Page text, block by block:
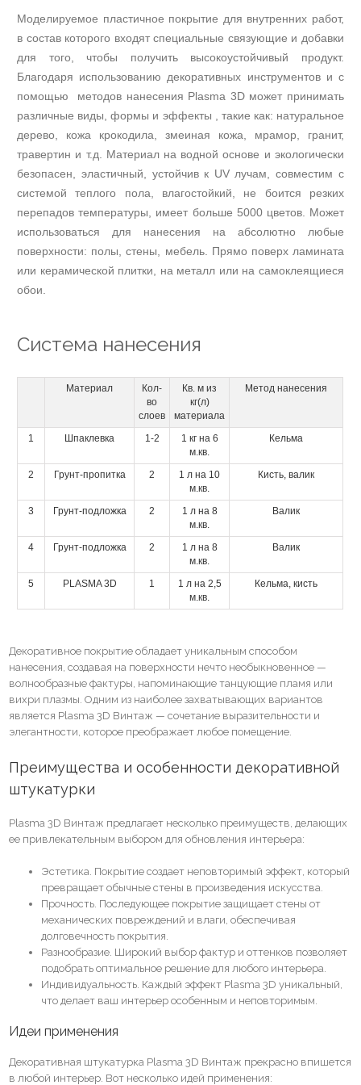
финишных
декоративных
покрытий
Нанесение
Нанесение
декоративных
покрытий
Umana
Decor
Нанесение
лаков
Нанесение
гладких
декоративных
гладких
красок
Декоративная
стен
Внутренняя
отделка
помещений
Моделируемое пластичное покрытие для внутренних работ,
в состав которого входят специальные связующие и добавки
для того, чтобы получить высокоустойчивый продукт.
Благодаря использованию декоративных инструментов и с
помощью методов нанесения Plasma 3D может принимать
различные виды, формы и эффекты , такие как: натуральное
дерево, кожа крокодила, змеиная кожа, мрамор, гранит,
травертин и т.д. Материал на водной основе и экологически
безопасен, эластичный, устойчив к UV лучам, совместим с
системой теплого пола, влагостойкий, не боится резких
перепадов температуры, имеет больше 5000 цветов. Может
использоваться для нанесения на абсолютно любые
поверхности: полы, стены, мебель. Прямо поверх ламината
или керамической плитки, на металл или на самоклеящиеся
обои.
Система нанесения
Материал
Кол-
во
слоев
Кв. м из
кг(л)
материала
Метод нанесения
1 Шпаклевка 1-2
1 кг на 6
м.кв.
Кельма
2 Грунт-пропитка 2
1 л на 10
м.кв.
Кисть, валик
3 Грунт-подложка 2
1 л на 8
м.кв.
Валик
4 Грунт-подложка 2
1 л на 8
м.кв.
Валик
5 PLASMA 3D 1
1 л на 2,5
м.кв.
Кельма, кисть
Декоративное покрытие обладает уникальным способом
нанесения, создавая на поверхности нечто необыкновенное —
волнообразные фактуры, напоминающие танцующие пламя или
вихри плазмы. Одним из наиболее захватывающих вариантов
является Plasma 3D Винтаж — сочетание выразительности и
элегантности, которое преображает любое помещение.
Преимущества и особенности декоративной
штукатурки
Plasma 3D Винтаж предлагает несколько преимуществ, делающих
ее привлекательным выбором для обновления интерьера:
Эстетика. Покрытие создает неповторимый эффект, который
превращает обычные стены в произведения искусства.
Прочность. Последующее покрытие защищает стены от
механических повреждений и влаги, обеспечивая
долговечность покрытия.
Разнообразие. Широкий выбор фактур и оттенков позволяет
подобрать оптимальное решение для любого интерьера.
Индивидуальность. Каждый эффект Plasma 3D уникальный,
что делает ваш интерьер особенным и неповторимым.
Идеи применения
Декоративная штукатурка Plasma 3D Винтаж прекрасно впишется
в любой интерьер. Вот несколько идей применения: